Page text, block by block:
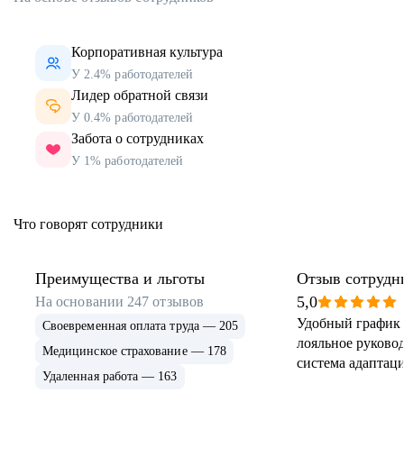
Корпоративная культура
У 2.4% работодателей
Лидер обратной связи
У 0.4% работодателей
Забота о сотрудниках
У 1% работодателей
Что говорят сотрудники
Преимущества и льготы
На основании 247 отзывов
Своевременная оплата труда — 205
Медицинское страхование — 178
Удаленная работа — 163
Отзыв
5,0
Удобный график
лояльное
система